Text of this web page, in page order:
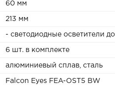
60 мм
213 мм
- светодиодные осветители
6 шт. в комплекте
алюминиевый сплав, сталь
Falcon Eyes FEA-OST5 BW